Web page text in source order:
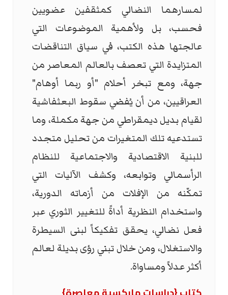
لمسارهما النضالي كمثقفين عضويين
فحسب، بل ولأهمية الموضوعات التي
عالجتها هذه الكتب، في سياق التناقضات
المتزايدة التي تعصف بالعالم المعاصر من
جهة، ومع تبخر أحلام "أو ربما أوهام"
العراقيين، من أن يُفضي سقوط البعثفاشية
لقيام بديل ديمقراطي من جهة مكملة، وما
تستدعيه تلك المتغيرات من تحليل متجدد
للبنية الاقتصادية والاجتماعية للنظام
الرأسمالي وتوابعه، وكشف الآليات التي
تمكّنه من الإفلات من أزماته الدورية،
واستخدام النظرية أداةً للتغيير الثوري عبر
فعل نضالي، يحقق تفكيكاً لبنى السيطرة
والاستغلال، ومن خلال تبني رؤى بديلة لعالم
أكثر عدلاً ومساواة.